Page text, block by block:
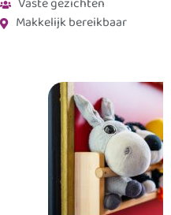
Vaste gezichten
Makkelijk bereikbaar